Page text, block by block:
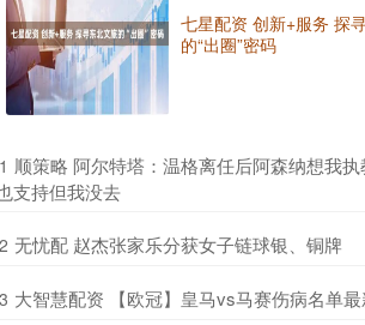
七星配资 创新+服务 探
的“出圈”密码
1 顺策略 阿尔特塔：温格离任后阿森纳想我
支持但我没去
2 ​无忧配 赵杰张家乐分获女子链球银、铜牌
3 大智慧配资 【欧冠】皇马vs马赛伤病名单